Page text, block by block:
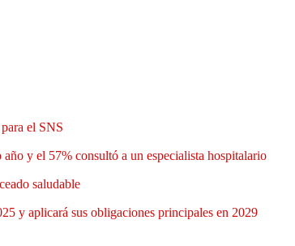
el SNS
y el 57% consultó a un especialista hospitalario
saludable
y aplicará sus obligaciones principales en 2029